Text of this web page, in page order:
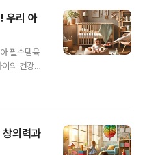
우리 아
필수템육
의 건강과
택하려는
5가지를 소
까지 읽어
의력과